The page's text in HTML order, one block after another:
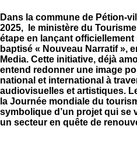
Dans la commune de Pétion-
2025, le ministère du
étape en lançant
baptisé « Nouveau Narratif »,
Media. Cette initiative, déjà
entend redonner une image
national et international à
audiovisuelles et artistiques.
la Journée mondiale du
symbolique d’un projet qui se
un secteur en quête de